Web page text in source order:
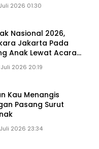
2026 01:30
Nasional 2026,
Jakarta Pada
Anak Lewat Acara
2026 20:19
Kau Menangis
Pasang Surut
2026 23:34